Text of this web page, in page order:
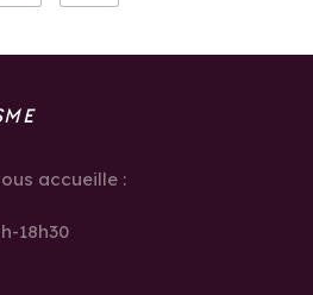
accueille :
18h30